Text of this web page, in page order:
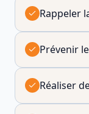
Rappeler
Prévenir
Réaliser